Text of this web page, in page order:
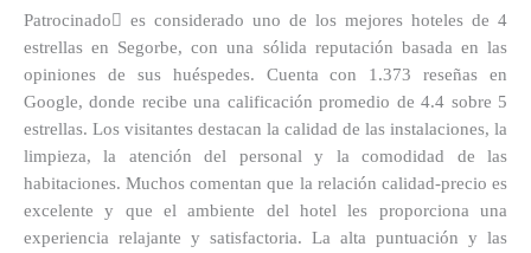
Patrocinado es considerado uno de los mejores hoteles de 4
estrellas en Segorbe, con una sólida reputación basada en las
opiniones de sus huéspedes. Cuenta con 1.373 reseñas en
Google, donde recibe una calificación promedio de 4.4 sobre 5
estrellas. Los visitantes destacan la calidad de las instalaciones, la
limpieza, la atención del personal y la comodidad de las
habitaciones. Muchos comentan que la relación calidad-precio es
excelente y que el ambiente del hotel les proporciona una
experiencia relajante y satisfactoria. La alta puntuación y las